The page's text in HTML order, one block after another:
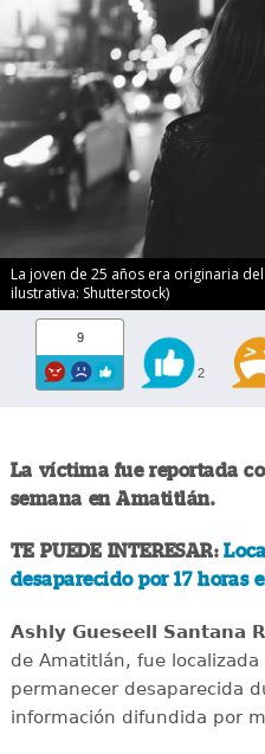
La joven de 25 años era originaria
ilustrativa: Shutterstock)
9
2
La víctima fue reportada
semana en Amatitlán.
TE PUEDE INTERESAR:
desaparecido por 17 horas
Ashly Gueseell Santana
de Amatitlán, fue
permanecer desaparecida
información difundida por